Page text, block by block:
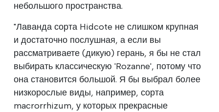
небольшого пространства.
"Лаванда сорта Hidcote не слишком крупная
и достаточно послушная, а если вы
рассматриваете (дикую) герань, я бы не стал
выбирать классическую 'Rozanne', потому что
она становится большой. Я бы выбрал более
низкорослые виды, например, сорта
macrorrhizum, у которых прекрасные